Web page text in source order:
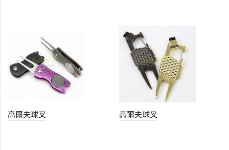
高爾夫球叉 高爾夫球叉